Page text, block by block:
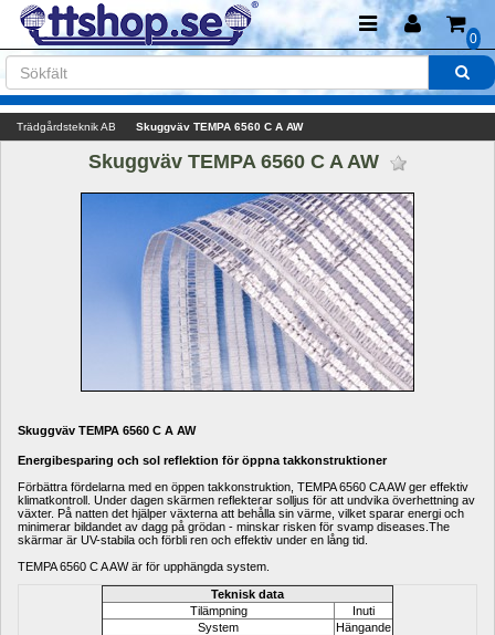
0
Trädgårdsteknik AB Skuggväv TEMPA 6560 C A AW
Skuggväv TEMPA 6560 C A AW
Skuggväv TEMPA 6560 C A AW
Energibesparing och sol reflektion för öppna takkonstruktioner
Förbättra fördelarna med en öppen takkonstruktion TEMPA 6560 CAAW ger effektiv
klimatkontroll Under dagen skärmen reflekterar solljus för att undvika överhettning av
växter. På natten det hjälper växterna att behålla sin värme vilket sparar energi och
minimerar bildandet av dagg på grödan - minskar risken för svamp diseases.The
skärmar är UV-stabila och förbli ren och effektiv under en lång tid
TEMPA 6560 C AAW är för upphängda system
Teknisk data
Tilämpning
Inuti
System
Hängande